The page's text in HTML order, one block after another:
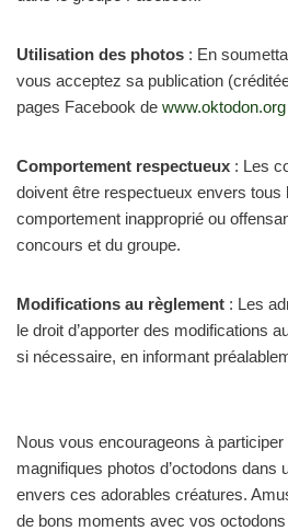
Utilisation des photos : En
vous acceptez sa publication
pages Facebook de www.oktodon.org
Comportement respectueux : Les
doivent être respectueux envers tous
comportement inapproprié ou
concours et du groupe.
Modifications au règlement : Les
le droit d’apporter des modifications
si nécessaire, en informant
Nous vous encourageons à
magnifiques photos d’octodons dans
envers ces adorables créatures.
de bons moments avec vos octodons